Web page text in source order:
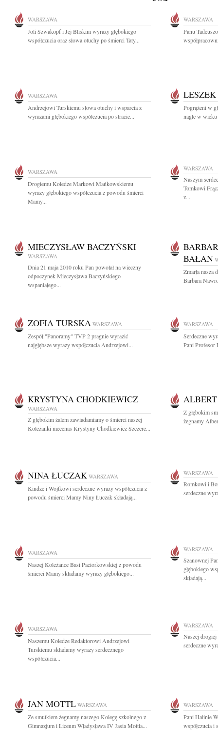
WARSZAWA
Joli Szwakopf i Jej Bliskim wyrazy głębokiego
współczucia oraz słowa otuchy po śmierci Taty...
WARSZAWA
Panu
WARSZAWA
Andrzejowi Turskiemu słowa otuchy i wsparcia z
wyrazami głębokiego współczucia po stracie...
Pogrążeni w
nagle w
WARSZAWA
Drogiemu Koledze Markowi Mańkowskiemu
wyrazy głębokiego współczucia z powodu śmierci
Mamy...
WARSZAWA
Naszym
Tomkowi
z...
MIECZYSŁAW BACZYŃSKI
WARSZAWA
Dnia 21 maja 2010 roku Pan powołał na wieczny
odpoczynek Mieczysława Baczyńskiego
wspaniałego...
BAŁAN
Zmarła nasza
Barbara
ZOFIA TURSKA WARSZAWA
Zespół "Panoramy" TVP 2 pragnie wyrazić
najgłębsze wyrazy współczucia Andrzejowi...
WARSZAWA
Serdeczne
Pani Profesor
KRYSTYNA CHODKIEWICZ
WARSZAWA
Z głębokim żalem zawiadamiamy o śmierci naszej
Koleżanki mecenas Krystyny Chodkiewicz Szczere...
Z głębokim
żegnamy
NINA ŁUCZAK WARSZAWA
Kindze i Wojtkowi serdeczne wyrazy współczucia z
powodu śmierci Mamy Niny Łuczak składają...
WARSZAWA
Romkowi i
serdeczne
WARSZAWA
Naszej Koleżance Basi Paciorkowskiej z powodu
śmierci Mamy składamy wyrazy głębokiego...
WARSZAWA
Szanownej
głębokiego
składają...
WARSZAWA
Naszemu Koledze Redaktorowi Andrzejowi
Turskiemu składamy wyrazy serdecznego
współczucia...
WARSZAWA
Naszej
serdeczne
JAN MOTTL WARSZAWA
Ze smutkiem żegnamy naszego Kolegę szkolnego z
Gimnazjum i Liceum Władysława IV Jasia Mottla...
WARSZAWA
Pani Halinie
współczucia i